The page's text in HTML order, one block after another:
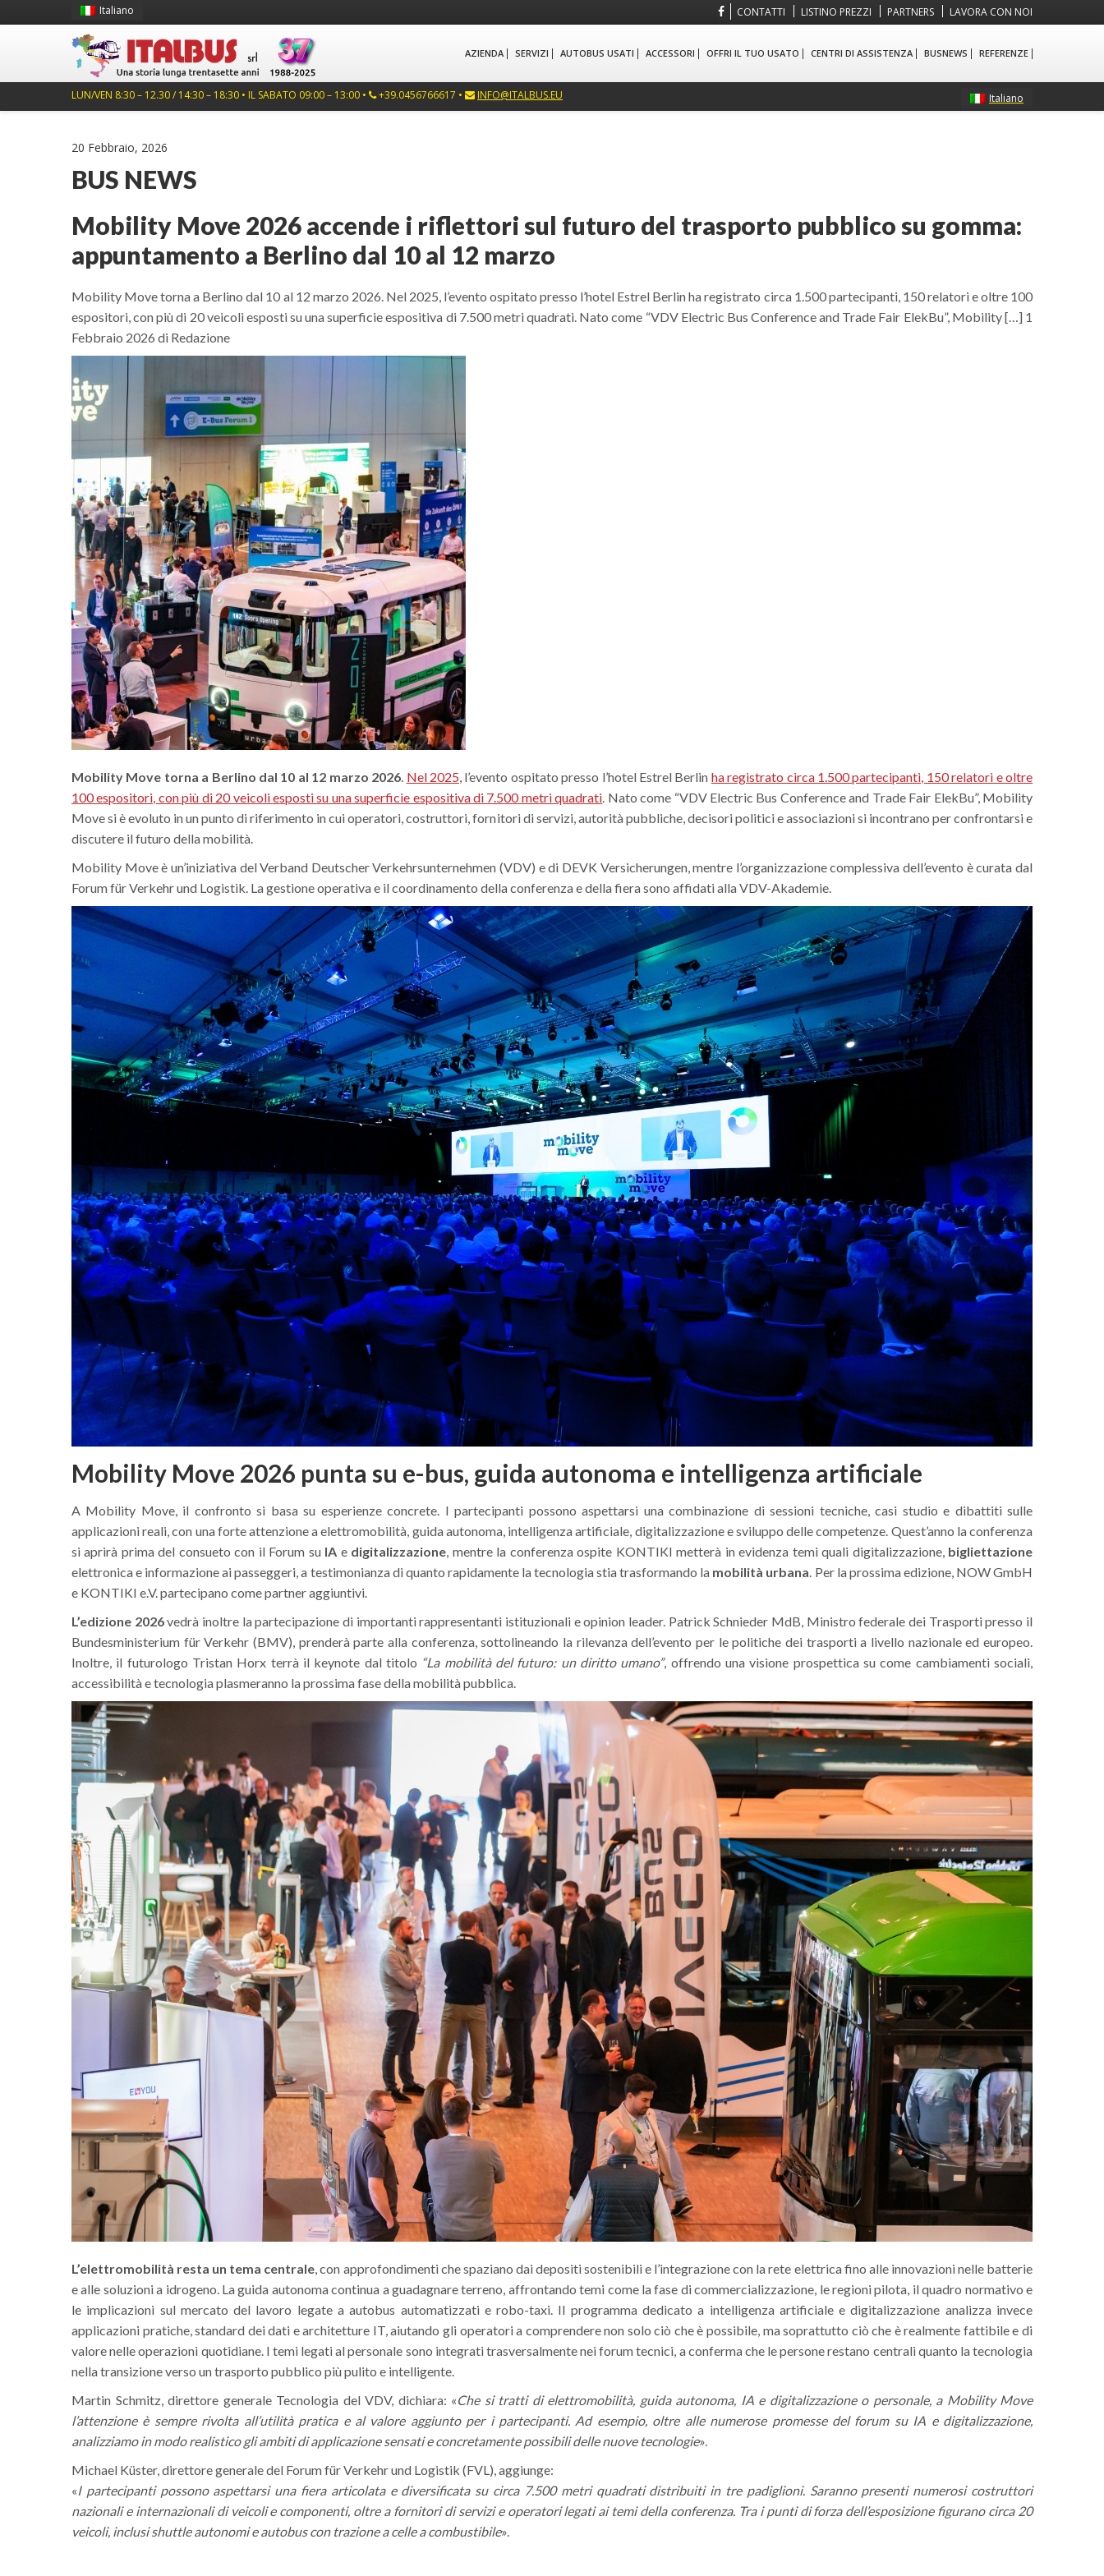
Italiano CONTATTI LISTINO PREZZI PARTNERS LAVORA CON NOI
AZIENDA SERVIZI AUTOBUS USATI ACCESSORI OFFRI IL TUO USATO CENTRI DI ASSISTENZA BUSNEWS REFERENZE
LUN/VEN 8:30 – 12.30 / 14:30 – 18:30 • IL SABATO 09:00 – 13:00 • +39.0456766617 • INFO@ITALBUS.EU Italiano
20 Febbraio, 2026
BUS NEWS
Mobility Move 2026 accende i riflettori sul futuro del trasporto pubblico su gomma:
appuntamento a Berlino dal 10 al 12 marzo
Mobility Move torna a Berlino dal 10 al 12 marzo 2026. Nel 2025, l’evento ospitato presso l’hotel Estrel Berlin ha registrato circa 1.500 partecipanti, 150 relatori e oltre 100
espositori, con più di 20 veicoli esposti su una superficie espositiva di 7.500 metri quadrati. Nato come “VDV Electric Bus Conference and Trade Fair ElekBu”, Mobility […] 1
Febbraio 2026 di Redazione
Mobility Move torna a Berlino dal 10 al 12 marzo 2026. Nel 2025, l’evento ospitato presso l’hotel Estrel Berlin ha registrato circa 1.500 partecipanti, 150 relatori e oltre
100 espositori, con più di 20 veicoli esposti su una superficie espositiva di 7.500 metri quadrati. Nato come “VDV Electric Bus Conference and Trade Fair ElekBu”, Mobility
Move si è evoluto in un punto di riferimento in cui operatori, costruttori, fornitori di servizi, autorità pubbliche, decisori politici e associazioni si incontrano per confrontarsi e
discutere il futuro della mobilità.
Mobility Move è un’iniziativa del Verband Deutscher Verkehrsunternehmen (VDV) e di DEVK Versicherungen, mentre l’organizzazione complessiva dell’evento è curata dal
Forum für Verkehr und Logistik. La gestione operativa e il coordinamento della conferenza e della fiera sono affidati alla VDV-Akademie.
Mobility Move 2026 punta su e-bus, guida autonoma e intelligenza artificiale
A Mobility Move, il confronto si basa su esperienze concrete. I partecipanti possono aspettarsi una combinazione di sessioni tecniche, casi studio e dibattiti sulle
applicazioni reali, con una forte attenzione a elettromobilità, guida autonoma, intelligenza artificiale, digitalizzazione e sviluppo delle competenze. Quest’anno la conferenza
si aprirà prima del consueto con il Forum su IA e digitalizzazione, mentre la conferenza ospite KONTIKI metterà in evidenza temi quali digitalizzazione, bigliettazione
elettronica e informazione ai passeggeri, a testimonianza di quanto rapidamente la tecnologia stia trasformando la mobilità urbana. Per la prossima edizione, NOW GmbH
e KONTIKI e.V. partecipano come partner aggiuntivi.
L’edizione 2026vedrà inoltre la partecipazione di importanti rappresentanti istituzionali e opinion leader. Patrick Schnieder MdB, Ministro federale dei Trasporti presso il
Bundesministerium für Verkehr (BMV), prenderà parte alla conferenza, sottolineando la rilevanza dell’evento per le politiche dei trasporti a livello nazionale ed europeo.
Inoltre, il futurologo Tristan Horx terrà il keynote dal titolo “La mobilità del futuro: un diritto umano”, offrendo una visione prospettica su come cambiamenti sociali,
accessibilità e tecnologia plasmeranno la prossima fase della mobilità pubblica.
L’elettromobilità resta un tema centrale, con approfondimenti che spaziano dai depositi sostenibili e l’integrazione con la rete elettrica fino alle innovazioni nelle batterie
e alle soluzioni a idrogeno. La guida autonoma continua a guadagnare terreno, affrontando temi come la fase di commercializzazione, le regioni pilota, il quadro normativo e
le implicazioni sul mercato del lavoro legate a autobus automatizzati e robo-taxi. Il programma dedicato a intelligenza artificiale e digitalizzazione analizza invece
applicazioni pratiche, standard dei dati e architetture IT, aiutando gli operatori a comprendere non solo ciò che è possibile, ma soprattutto ciò che è realmente fattibile e di
valore nelle operazioni quotidiane. I temi legati al personale sono integrati trasversalmente nei forum tecnici, a conferma che le persone restano centrali quanto la tecnologia
nella transizione verso un trasporto pubblico più pulito e intelligente.
Martin Schmitz, direttore generale Tecnologia del VDV, dichiara: «Che si tratti di elettromobilità, guida autonoma, IA e digitalizzazione o personale, a Mobility Move
l’attenzione è sempre rivolta all’utilità pratica e al valore aggiunto per i partecipanti. Ad esempio, oltre alle numerose promesse del forum su IA e digitalizzazione,
analizziamo in modo realistico gli ambiti di applicazione sensati e concretamente possibili delle nuove tecnologie».
Michael Küster, direttore generale del Forum für Verkehr und Logistik (FVL), aggiunge:
«I partecipanti possono aspettarsi una fiera articolata e diversificata su circa 7.500 metri quadrati distribuiti in tre padiglioni. Saranno presenti numerosi costruttori
nazionali e internazionali di veicoli e componenti, oltre a fornitori di servizi e operatori legati ai temi della conferenza. Tra i punti di forza dell’esposizione figurano circa 20
veicoli, inclusi shuttle autonomi e autobus con trazione a celle a combustibile».